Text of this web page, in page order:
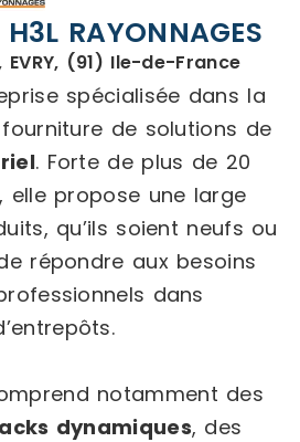
RAYONNAGES
EVRY, (91) Ile-de-France
spécialisée dans la
de solutions de
. Forte de plus de 20
elle propose une large
qu’ils soient neufs ou
répondre aux besoins
dans
notamment des
dynamiques, des